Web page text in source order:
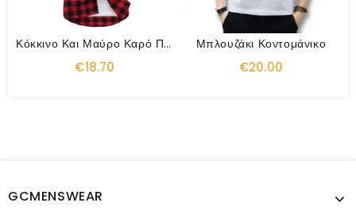
Κόκκινο Και Μαύρο Καρό Πουκάμισο
€18.70
Μπλουζάκι Κοντομάνικο
€20.00
GCMENSWEAR